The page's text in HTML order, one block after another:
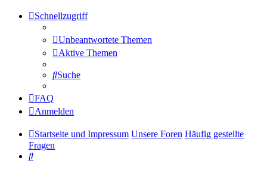
Schnellzugriff
Unbeantwortete Themen
Aktive Themen
Suche
FAQ
Anmelden
Startseite und Impressum Unsere Foren Häufig gestellte
Fragen
Suche